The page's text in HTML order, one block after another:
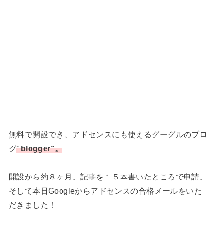
無料で開設でき、アドセンスにも使えるグーグルのブロ
グ“blogger”。
開設から約８ヶ月。記事を１５本書いたところで申請。
そして本日Googleからアドセンスの合格メールをいた
だきました！